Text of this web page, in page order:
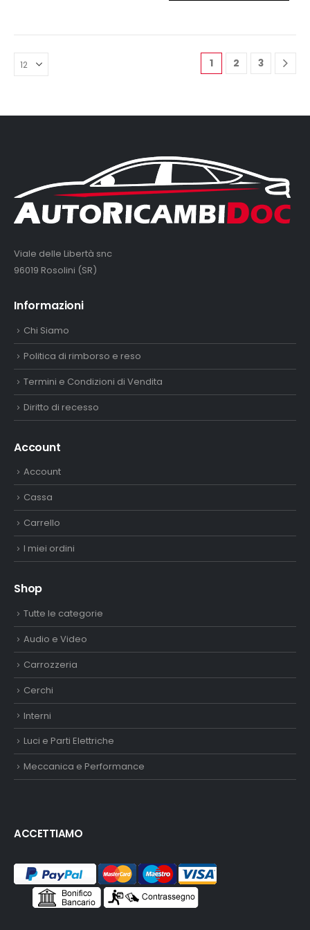
1 2 3
Viale delle Libertà snc
96019 Rosolini (SR)
Informazioni
Chi Siamo
Politica di rimborso e reso
Termini e Condizioni di Vendita
Diritto di recesso
Account
Account
Cassa
Carrello
I miei ordini
Shop
Tutte le categorie
Audio e Video
Carrozzeria
Cerchi
Interni
Luci e Parti Elettriche
Meccanica e Performance
ACCETTIAMO